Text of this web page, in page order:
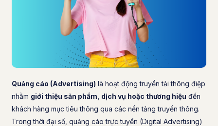
Quảng cáo (Advertising) là hoạt động truyền tải thông điệp
nhằm giới thiệu sản phẩm, dịch vụ hoặc thương hiệu đến
khách hàng mục tiêu thông qua các nền tảng truyền thông.
Trong thời đại số, quảng cáo trực tuyến (Digital Advertising)